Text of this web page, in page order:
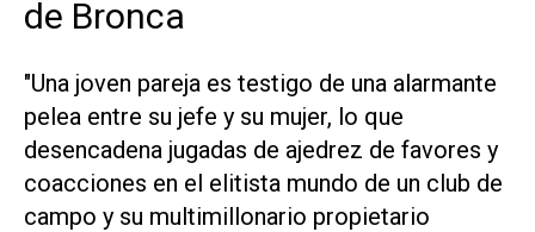
de Bronca
"Una joven pareja es testigo de una alarmante
pelea entre su jefe y su mujer, lo que
desencadena jugadas de ajedrez de favores y
coacciones en el elitista mundo de un club de
campo y su multimillonario propietario